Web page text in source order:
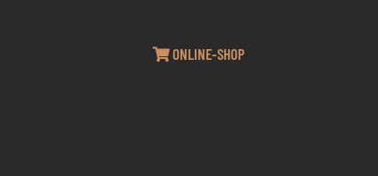
ONLINE-SHOP